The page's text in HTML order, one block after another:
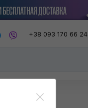
+38 093 170 66 24